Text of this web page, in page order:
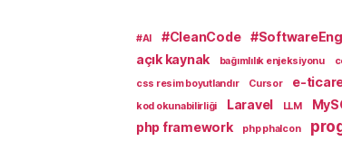
#AI #CleanCode
açık kaynak bağımlılık enjeksiyonu
css resim boyutlandır
Cursor e-
kod okunabilirliği Laravel LLM
php framework php phalcon